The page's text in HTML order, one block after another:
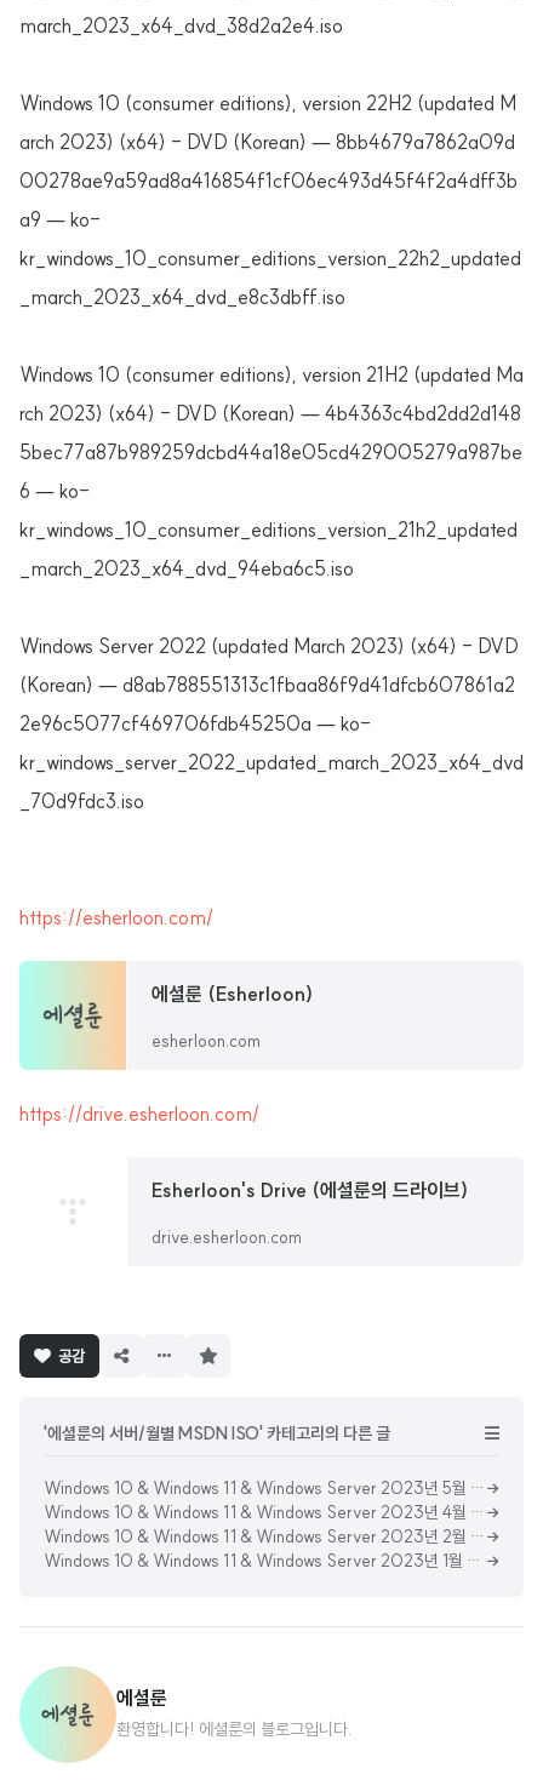
march_2023_x64_dvd_38d2a2e4.iso
Windows 10 (consumer editions), version 22H2 (updated M
arch 2023) (x64) - DVD (Korean) — 8bb4679a7862a09d
00278ae9a59ad8a416854f1cf06ec493d45f4f2a4dff3b
a9 — ko-
kr_windows_10_consumer_editions_version_22h2_updated
_march_2023_x64_dvd_e8c3dbff.iso
Windows 10 (consumer editions), version 21H2 (updated Ma
rch 2023) (x64) - DVD (Korean) — 4b4363c4bd2dd2d148
5bec77a87b989259dcbd44a18e05cd429005279a987be
6 — ko-
kr_windows_10_consumer_editions_version_21h2_updated
_march_2023_x64_dvd_94eba6c5.iso
Windows Server 2022 (updated March 2023) (x64) - DVD
(Korean) — d8ab788551313c1fbaa86f9d41dfcb607861a2
2e96c5077cf469706fdb45250a — ko-
kr_windows_server_2022_updated_march_2023_x64_dvd
_70d9fdc3.iso
https://esherloon.com/
에셜룬 (Esherloon)
esherloon.com
https://drive.esherloon.com/
Esherloon's Drive (에셜룬의 드라이브)
drive.esherloon.com
공감
'에셜룬의 서버/월별 MSDN ISO' 카테고리의 다른 글
Windows 10 & Windows 11 & Windows Server 2023년 5월 MSDN 업데이트 통합 ISO (Updated May 2023) [한글판]
Windows 10 & Windows 11 & Windows Server 2023년 4월 MSDN 업데이트 통합 ISO (Updated April 2023) [한글판]
Windows 10 & Windows 11 & Windows Server 2023년 2월 MSDN 업데이트 통합 ISO (Updated Feb 2023) [한글판]
Windows 10 & Windows 11 & Windows Server 2023년 1월 MSDN 업데이트 통합 ISO (Updated Jan 2023) [한글판]
에셜룬
환영합니다! 에셜룬의 블로그입니다.